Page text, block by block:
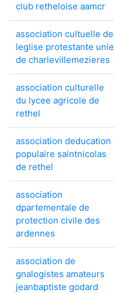
club retheloise aamcr
association cultuelle de
leglise protestante unie
de charlevillemezieres
association culturelle
du lycee agricole de
rethel
association deducation
populaire saintnicolas
de rethel
association
dpartementale de
protection civile des
ardennes
association de
gnalogistes amateurs
jeanbaptiste godard